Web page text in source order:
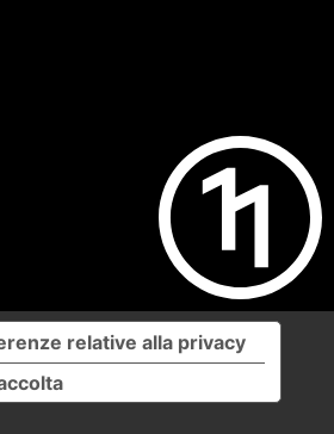
relative alla privacy